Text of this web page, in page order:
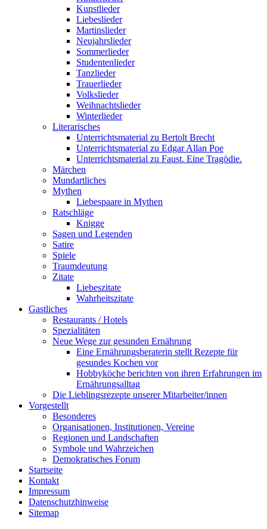
Kunstlieder
Liebeslieder
Martinslieder
Neujahrslieder
Sommerlieder
Studentenlieder
Tanzlieder
Trauerlieder
Volkslieder
Weihnachtslieder
Winterlieder
Literarisches
Unterrichtsmaterial zu Bertolt Brecht
Unterrichtsmaterial zu Edgar Allan Poe
Unterrichtsmaterial zu Faust. Eine Tragödie.
Märchen
Mundartliches
Mythen
Liebespaare in Mythen
Ratschläge
Knigge
Sagen und Legenden
Satire
Spiele
Traumdeutung
Zitate
Liebeszitate
Wahrheitszitate
Gastliches
Restaurants / Hotels
Spezialitäten
Neue Wege zur gesunden Ernährung
Eine Ernährungsberaterin stellt Rezepte für
gesundes Kochen vor
Hobbyköche berichten von ihren Erfahrungen im
Ernährungsalltag
Die Lieblingsrezepte unserer Mitarbeiter/innen
Vorgestellt
Besonderes
Organisationen, Institutionen, Vereine
Regionen und Landschaften
Symbole und Wahrzeichen
Demokratisches Forum
Startseite
Kontakt
Impressum
Datenschutzhinweise
Sitemap